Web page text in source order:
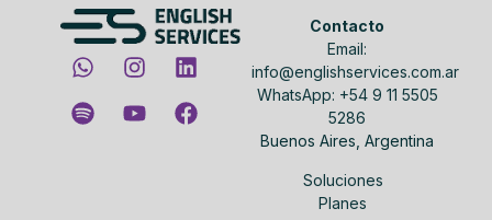
Contacto
Email:
info@englishservices.com.ar
WhatsApp: +54 9 11 5505
5286
Buenos Aires, Argentina
Soluciones
Planes